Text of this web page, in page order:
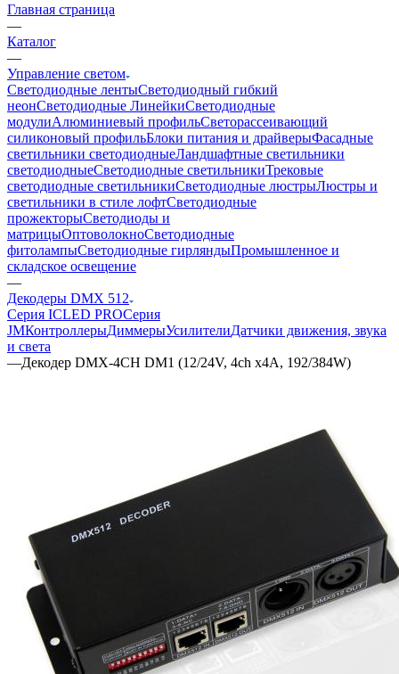
Главная страница
—
Каталог
—
Управление светом
Светодиодные лентыСветодиодный гибкий
неонСветодиодные ЛинейкиСветодиодные
модулиАлюминиевый профильСветорассеивающий
силиконовый профильБлоки питания и драйверыФасадные
светильники светодиодныеЛандшафтные светильники
светодиодныеСветодиодные светильникиТрековые
светодиодные светильникиСветодиодные люстрыЛюстры и
светильники в стиле лофтСветодиодные
прожекторыСветодиоды и
матрицыОптоволокноСветодиодные
фитолампыСветодиодные гирляндыПромышленное и
складское освещение
—
Декодеры DMX 512
Серия ICLED PROСерия
JMКонтроллерыДиммерыУсилителиДатчики движения, звука
и света
—Декодер DMX-4CH DM1 (12/24V, 4ch х4A, 192/384W)